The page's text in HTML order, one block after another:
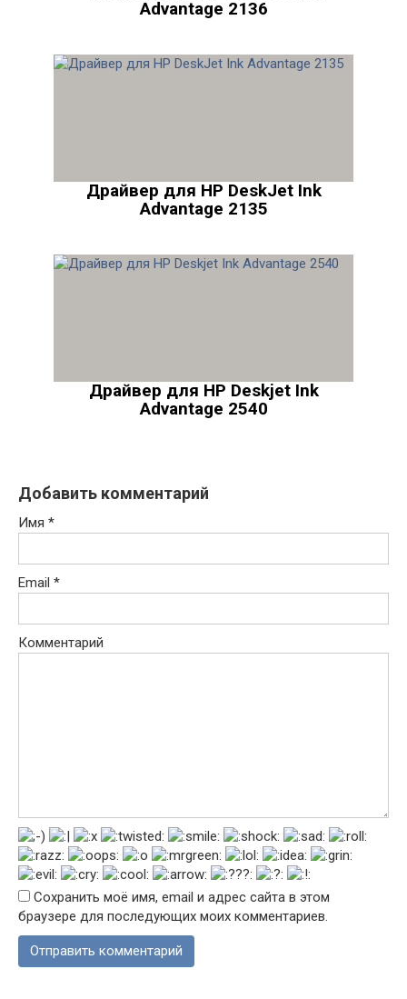
Advantage 2136
Драйвер для HP DeskJet Ink
Advantage 2135
Драйвер для HP Deskjet Ink
Advantage 2540
Добавить комментарий
Имя *
Email *
Комментарий
Сохранить моё имя, email и адрес сайта в этом
браузере для последующих моих комментариев.